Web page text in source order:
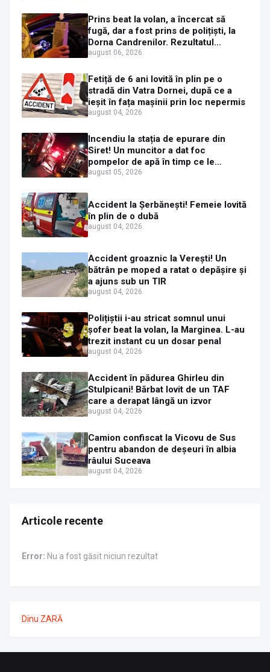
Prins beat la volan, a încercat să
fugă, dar a fost prins de polițiști, la
Dorna Candrenilor. Rezultatul
etilotestului: 1,59 mg/l alcool pur în
august 06, 2026
Fetiță de 6 ani lovită în plin pe o
stradă din Vatra Dornei, după ce a
ieșit în fața mașinii prin loc nepermis
august 04, 2026
Incendiu la stația de epurare din
Siret! Un muncitor a dat foc
pompelor de apă în timp ce le
alimenta cu combustibil
august 05, 2026
Accident la Șerbănești! Femeie lovită
în plin de o dubă
august 04, 2026
Accident groaznic la Verești! Un
bătrân pe moped a ratat o depășire și
a ajuns sub un TIR
august 04, 2026
Polițiștii i-au stricat somnul unui
șofer beat la volan, la Marginea. L-au
trezit instant cu un dosar penal
august 04, 2026
Accident în pădurea Ghirleu din
Stulpicani! Bărbat lovit de un TAF
care a derapat lângă un izvor
august 04, 2026
Camion confiscat la Vicovu de Sus
pentru abandon de deșeuri în albia
râului Suceava
august 04, 2026
Articole recente
Error: Nu a fost găsit niciun rezultat
Dinu ZARĂ